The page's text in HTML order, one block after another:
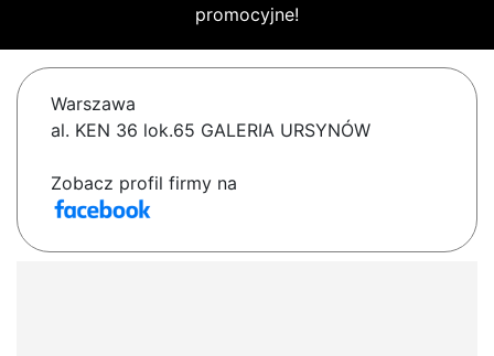
promocyjne!
Warszawa
al. KEN 36 lok.65 GALERIA URSYNÓW
Zobacz profil firmy na